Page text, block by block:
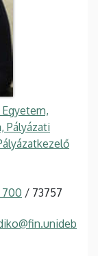
Pályázati
700 / 73757